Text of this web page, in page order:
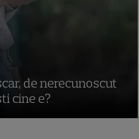
de nerecunoscut
cine e?